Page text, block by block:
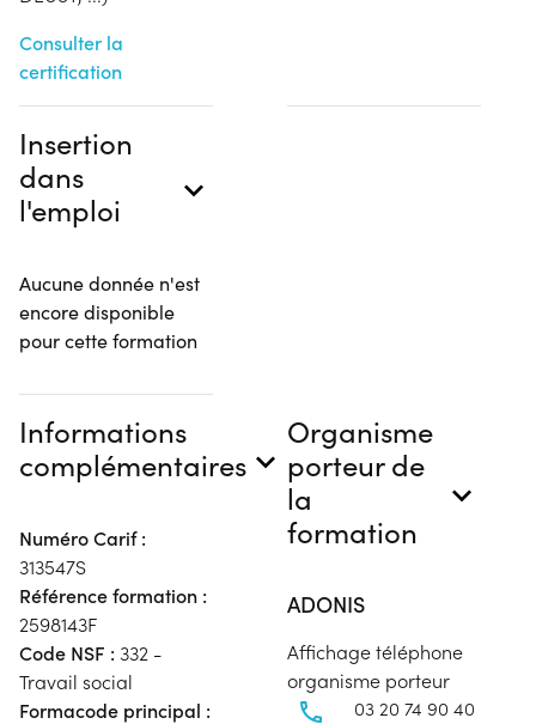
Consulter la
certification
Insertion
dans
l'emploi
Aucune donnée n'est
encore disponible
pour cette formation
Informations
complémentaires
Numéro Carif :
313547S
Référence formation :
2598143F
Code NSF : 332 -
Travail social
Formacode principal :
Organisme
porteur de
la
formation
ADONIS
Affichage téléphone
organisme porteur
03 20 74 90 40